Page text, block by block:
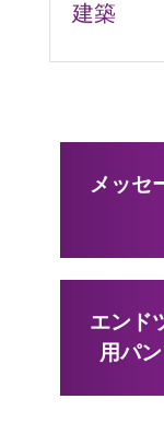
建築
メッセ
エンド
用パ